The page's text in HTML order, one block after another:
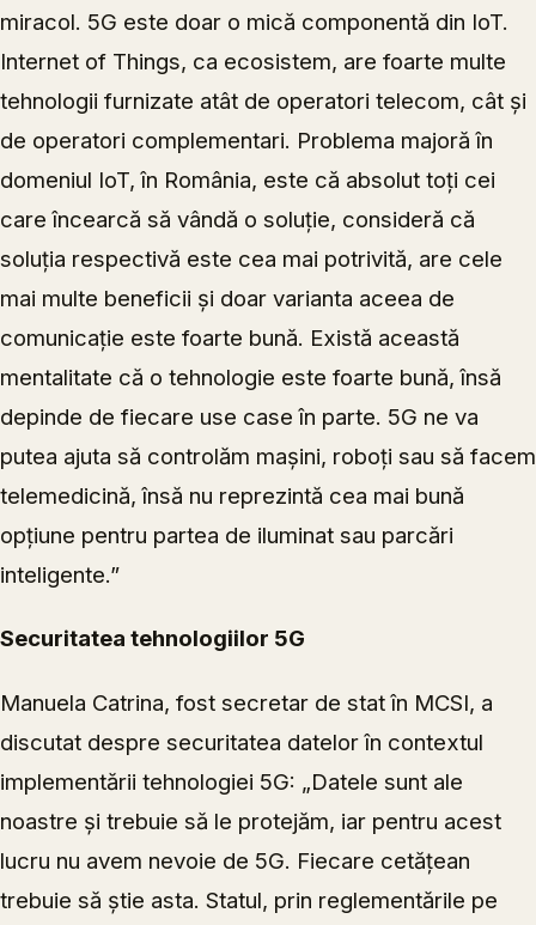
miracol. 5G este doar o mică componentă din IoT.
Internet of Things, ca ecosistem, are foarte multe
tehnologii furnizate atât de operatori telecom, cât și
de operatori complementari. Problema majoră în
domeniul IoT, în România, este că absolut toți cei
care încearcă să vândă o soluție, consideră că
soluția respectivă este cea mai potrivită, are cele
mai multe beneficii și doar varianta aceea de
comunicație este foarte bună. Există această
mentalitate că o tehnologie este foarte bună, însă
depinde de fiecare use case în parte. 5G ne va
putea ajuta să controlăm mașini, roboți sau să facem
telemedicină, însă nu reprezintă cea mai bună
opțiune pentru partea de iluminat sau parcări
inteligente.”
Securitatea tehnologiilor 5G
Manuela Catrina, fost secretar de stat în MCSI, a
discutat despre securitatea datelor în contextul
implementării tehnologiei 5G: „Datele sunt ale
noastre și trebuie să le protejăm, iar pentru acest
lucru nu avem nevoie de 5G. Fiecare cetățean
trebuie să știe asta. Statul, prin reglementările pe